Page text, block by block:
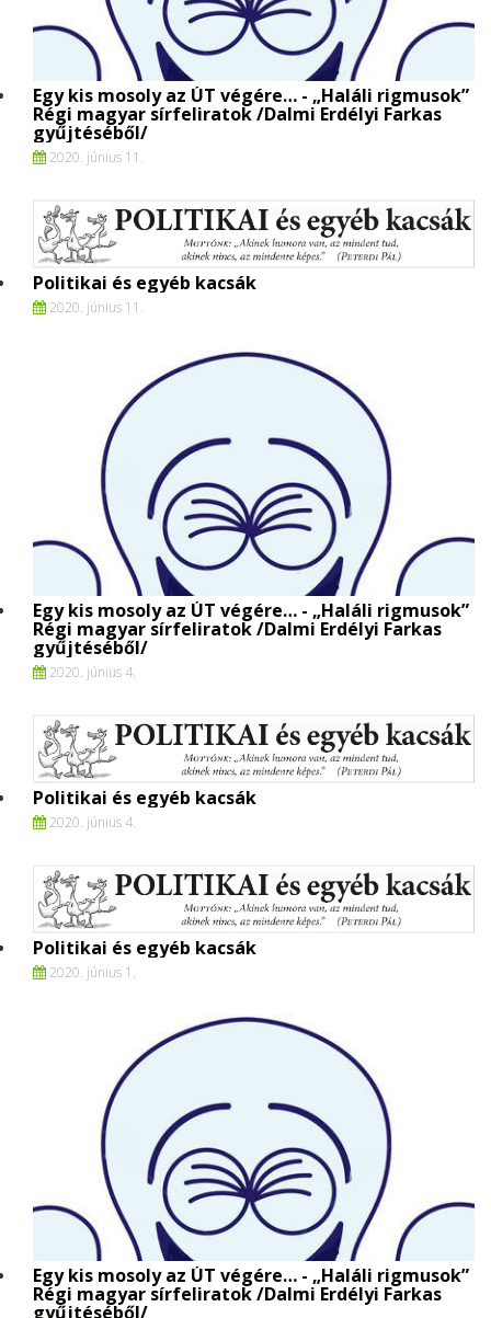
Egy kis mosoly az ÚT végére… - „Haláli rigmusok”
Régi magyar sírfeliratok /Dalmi Erdélyi Farkas
gyűjtéséből/
2020. június 11.
Politikai és egyéb kacsák
2020. június 11.
Egy kis mosoly az ÚT végére… - „Haláli rigmusok”
Régi magyar sírfeliratok /Dalmi Erdélyi Farkas
gyűjtéséből/
2020. június 4.
Politikai és egyéb kacsák
2020. június 4.
Politikai és egyéb kacsák
2020. június 1.
Egy kis mosoly az ÚT végére… - „Haláli rigmusok”
Régi magyar sírfeliratok /Dalmi Erdélyi Farkas
gyűjtéséből/